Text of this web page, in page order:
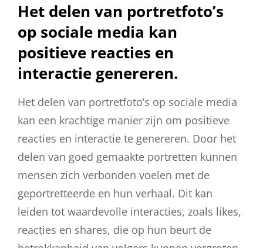
Het delen van portretfoto’s
op sociale media kan
positieve reacties en
interactie genereren.
Het delen van portretfoto’s op sociale media
kan een krachtige manier zijn om positieve
reacties en interactie te genereren. Door het
delen van goed gemaakte portretten kunnen
mensen zich verbonden voelen met de
geportretteerde en hun verhaal. Dit kan
leiden tot waardevolle interacties, zoals likes,
reacties en shares, die op hun beurt de